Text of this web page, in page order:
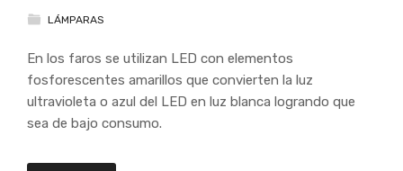
LÁMPARAS
En los faros se utilizan LED con elementos
fosforescentes amarillos que convierten la luz
ultravioleta o azul del LED en luz blanca logrando que
sea de bajo consumo.